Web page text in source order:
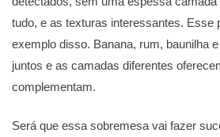
tudo, e as texturas interessantes. Esse
exemplo disso. Banana, rum, baunilha
juntos e as camadas diferentes
complementam.
Será que essa sobremesa vai fazer